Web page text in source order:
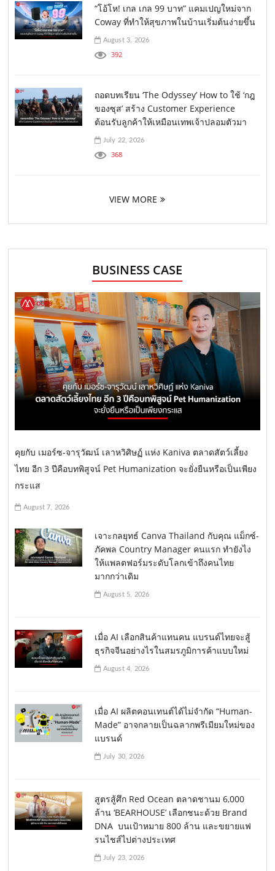
“โอ้โห! เกล เกล 99 บาท” แคมเปญใหม่จาก
Coway ที่ทำให้สุขภาพในบ้านเริ่มต้นง่ายขึ้น
August 3, 2026
392
ถอดบทเรียน ‘The Odyssey’ How to ใช้ ‘กฎ
ของซุส’ สร้าง Customer Experience
ต้อนรับลูกค้าให้เหมือนเทพเจ้าปลอมตัวมา
July 22, 2026
368
VIEW MORE
BUSINESS CASE
คุยกับ เมอร์ซ-จารุวัฒน์ เลาหวิศิษฏ์ แห่ง Kaniva ตลาดสัตว์เลี้ยง
ไทย อีก 3 ปีคือบทพิสูจน์ Pet Humanization จะยั่งยืนหรือเป็นเพียง
กระแส
August 7, 2026
เจาะกลยุทธ์ Canva Thailand กับคุณ แม็กซ์-
ภัคพล Country Manager คนแรก ทำยังไง
ให้แพลตฟอร์มระดับโลกเข้าถึงคนไทย
มากกว่าเดิม
August 5, 2026
เมื่อ AI เลือกสินค้าแทนคน แบรนด์ไทยจะสู้
ธุรกิจจีนอย่างไรในสมรภูมิการค้าแบบใหม่
August 4, 2026
เมื่อ AI ผลิตคอนเทนต์ได้ไม่จำกัด “Human-
Made” อาจกลายเป็นฉลากพรีเมียมใหม่ของ
แบรนด์
July 30, 2026
สูตรสู้ศึก Red Ocean ตลาดชานม 6,000
ล้าน ‘BEARHOUSE’ เลือกชนะด้วย Brand
DNA บนเป้าหมาย 800 ล้าน และขยายแฟ
รนไชส์ไปต่างประเทศ
July 23, 2026